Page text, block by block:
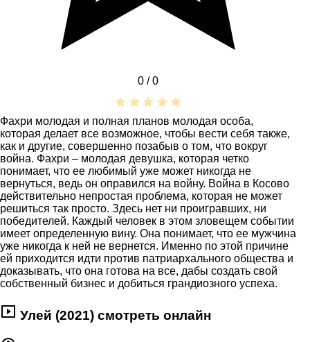
0 /0
Фахри молодая и полная планов молодая особа,
которая делает все возможное, чтобы вести себя также,
как и другие, совершенно позабыв о том, что вокруг
война. Фахри – молодая девушка, которая четко
понимает, что ее любимый уже может никогда не
вернуться, ведь он оправился на войну. Война в Косово
действительно непростая проблема, которая не может
решиться так просто. Здесь нет ни проигравших, ни
победителей. Каждый человек в этом зловещем событии
имеет определенную вину. Она понимает, что ее мужчина
уже никогда к ней не вернется. Именно по этой причине
ей приходится идти против патриархального общества и
доказывать, что она готова на все, дабы создать свой
собственный бизнес и добиться грандиозного успеха.
Улей (2021) смотреть онлайн